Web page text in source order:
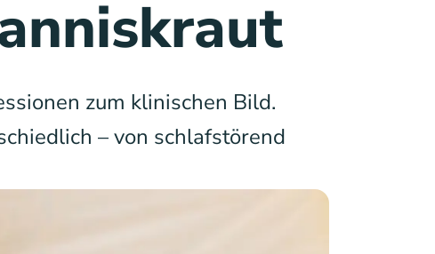
zum klinischen Bild.
– von schlafstörend